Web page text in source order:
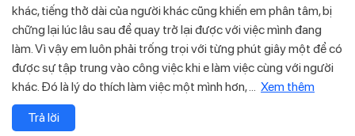
khác, tiếng thở dài của người khác cũng khiến em phân tâm, bị
chững lại lúc lâu sau để quay trở lại được với việc mình đang
làm. Vì vậy em luôn phải trống trọi với từng phút giây một để có
được sự tập trung vào công việc khi e làm việc cùng với người
khác. Đó là lý do thích làm việc một mình hơn,... Xem thêm
Trả lời